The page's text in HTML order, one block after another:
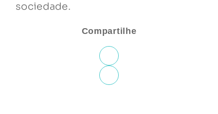
sociedade.
Compartilhe